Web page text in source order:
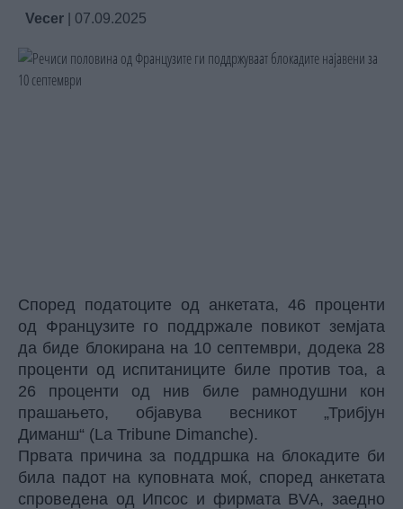
Vecer 07.09.2025
Според податоците од анкетата, 46 проценти
од Французите го поддржале повикот земјата
да биде блокирана на 10 септември, додека 28
проценти од испитаниците биле против тоа, а
26 проценти од нив биле рамнодушни кон
прашањето, објавува весникот „Трибјун
Диманш“ (La Tribune Dimanche).
Првата причина за поддршка на блокадите би
била падот на куповната моќ, според анкетата
спроведена од Ипсос и фирмата BVA, заедно